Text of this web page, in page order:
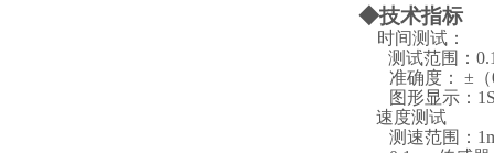
◆技术指标
时间测试：
测试范围：
准确度： ±
图形显示：
速度测试
测速范围：